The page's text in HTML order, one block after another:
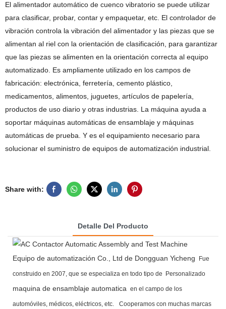
El alimentador automático de cuenco vibratorio se puede utilizar
para clasificar, probar, contar y empaquetar, etc. El controlador de
vibración controla la vibración del alimentador y las piezas que se
alimentan al riel con la orientación de clasificación, para garantizar
que las piezas se alimenten en la orientación correcta al equipo
automatizado. Es ampliamente utilizado en los campos de
fabricación: electrónica, ferretería, cemento plástico,
medicamentos, alimentos, juguetes, artículos de papelería,
productos de uso diario y otras industrias. La máquina ayuda a
soportar máquinas automáticas de ensamblaje y máquinas
automáticas de prueba. Y es el equipamiento necesario para
solucionar el suministro de equipos de automatización industrial.
Share with:
Detalle Del Producto
Equipo de automatización Co., Ltd de Dongguan Yicheng Fue
construido en 2007, que se especializa en todo tipo de Personalizado
maquina de ensamblaje automatica en el campo de los
automóviles, médicos, eléctricos, etc. Cooperamos con muchas marcas